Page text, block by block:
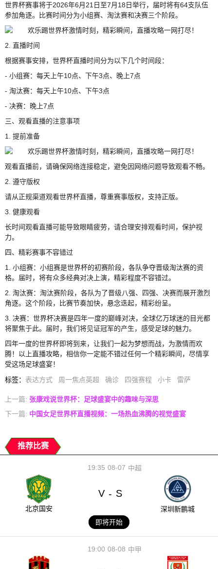
世界杯赛事将于2026年6月21日至7月18日举行，届时将有64支队伍
参加角逐。比赛时间分为小组赛、淘汰赛和决赛三个阶段。
2. 直播时间
根据赛事安排，世界杯直播时间分为以下几个时间段：
- 小组赛：每天上午10点、下午3点、晚上7点
- 淘汰赛：每天上午10点、下午3点
- 决赛：晚上7点
三、观看直播的注意事项
1. 提前准备
观看直播前，请确保网络连接稳定，避免因网络问题导致观看不畅。
2. 遵守版权
请从正规渠道观看世界杯直播，尊重赛事版权，支持正版。
3. 健康观看
长时间观看直播可能导致眼睛疲劳，请合理安排观看时间，保护视
力。
四、精彩赛事不容错过
1. 小组赛：小组赛是世界杯的初赛阶段，各队争夺晋级淘汰赛的资
格。届时，将有众多经典对决上演，精彩程度不容错过。
2. 淘汰赛：淘汰赛阶段，各队为了晋级八强、四强、决赛而展开激烈
角逐。这个阶段，比赛节奏加快，悬念迭起，精彩纷呈。
3. 决赛：世界杯决赛是四年一度的巅峰对决，全球亿万球迷的目光都
将聚焦于此。届时，我们将见证冠军的产生，感受足球的魅力。
四年一度的世界杯即将到来，让我们一起为梦想而战，为激情而欢
腾！以上直播攻略，相信你一定能不错过任何一个精彩瞬间，尽情享
受这场足球盛宴！
标签： 表达方式 周一焦点英超 确诊 四强赛程 小卡 雷萨
上一篇: 张康戏说世界杯：足球盛宴中的趣味与深思
下一篇: 中国女足世界杯直播视频：一场热血沸腾的视觉盛宴
推荐比赛
08-07
19:35 中超
北京国安
V - S
深圳新鹏城
即将开始
08-08
19:00 中甲